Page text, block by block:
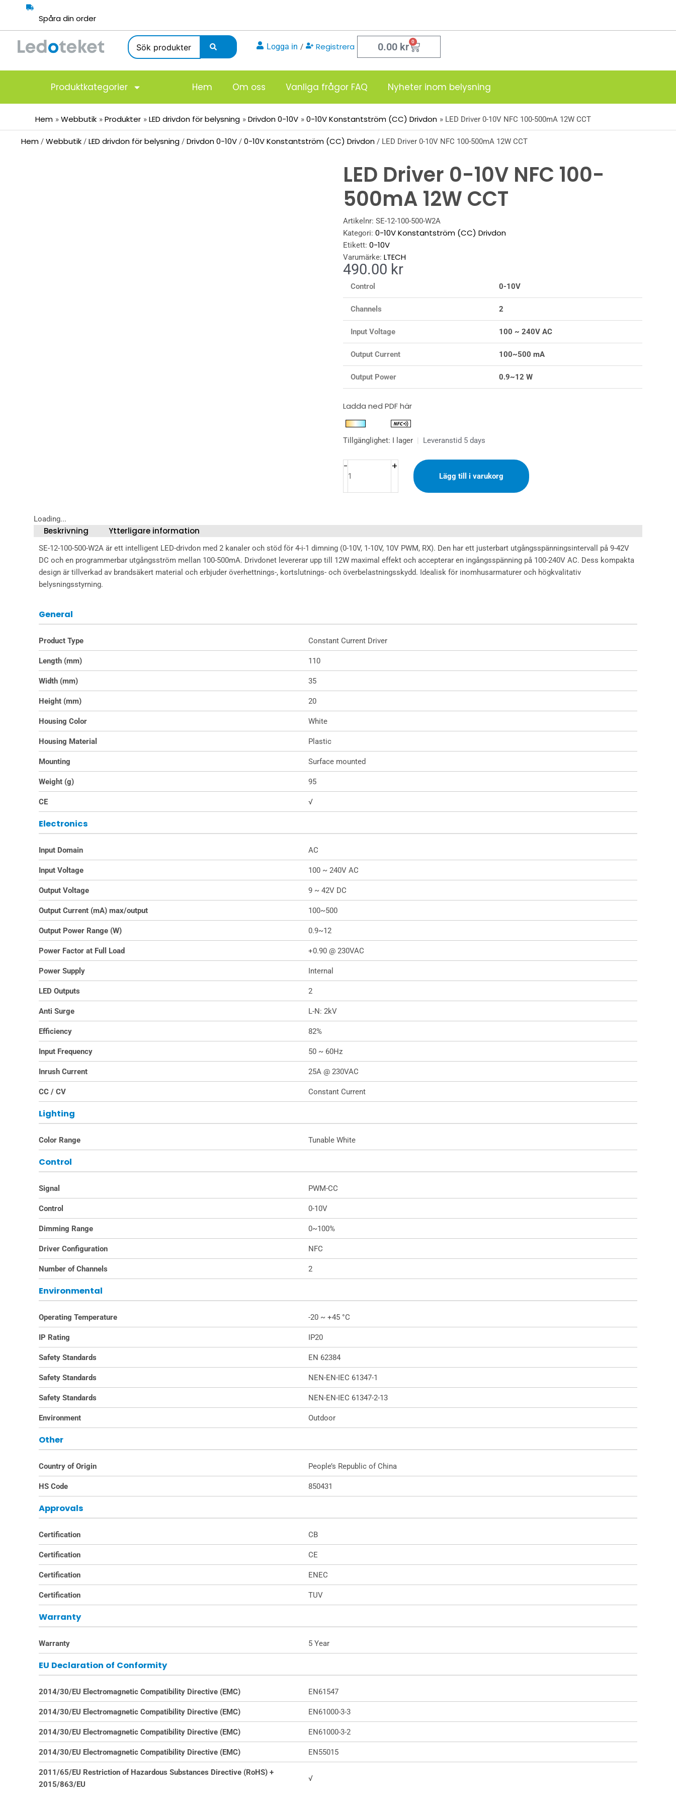
innehåll
Spåra din order
Search
...
Logga in / Registrera 0.00 kr 0
Varukorg
Produktkategorier Hem Om oss Vanliga frågor FAQ Nyheter inom belysning
Hem Webbutik Produkter LED drivdon för belysning Drivdon 0-10V 0-10V Konstantström (CC) Drivdon LED Driver 0-10V NFC 100-500mA 12W CCT
Hem / Webbutik / LED drivdon för belysning / Drivdon 0-10V / 0-10V Konstantström (CC) Drivdon / LED Driver 0-10V NFC 100-500mA 12W CCT
LED Driver 0-10V NFC 100-
500mA 12W CCT
Artikelnr: SE-12-100-500-W2A
Kategori: 0-10V Konstantström (CC) Drivdon
Etikett: 0-10V
Varumärke: LTECH
490.00 kr
Control 0-10V
Channels 2
Input Voltage 100 ~ 240V AC
Output Current 100~500 mA
Output Power 0.9~12 W
Ladda ned PDF här
Tillgänglighet: I lager | Leveranstid 5 days
-
LED
0-
10V
12W
CCT
mängd
+
Lägg till i varukorg
Loading...
Beskrivning Ytterligare information
SE-12-100-500-W2A är ett intelligent LED-drivdon med 2 kanaler och stöd för 4-i-1 dimning (0-10V, 1-10V, 10V PWM, RX). Den har ett justerbart utgångsspänningsintervall på 9-42V
DC och en programmerbar utgångsström mellan 100-500mA. Drivdonet levererar upp till 12W maximal effekt och accepterar en ingångsspänning på 100-240V AC. Dess kompakta
design är tillverkad av brandsäkert material och erbjuder överhettnings-, kortslutnings- och överbelastningsskydd. Idealisk för inomhusarmaturer och högkvalitativ
belysningsstyrning.
General
Product Type Constant Current Driver
Length (mm) 110
Width (mm) 35
Height (mm) 20
Housing Color White
Housing Material Plastic
Mounting Surface mounted
Weight (g) 95
CE √
Electronics
Input Domain AC
Input Voltage 100 ~ 240V AC
Output Voltage 9 ~ 42V DC
Output Current (mA) max/output 100~500
Output Power Range (W) 0.9~12
Power Factor at Full Load +0.90 @ 230VAC
Power Supply Internal
LED Outputs 2
Anti Surge L-N: 2kV
Efficiency 82%
Input Frequency 50 ~ 60Hz
Inrush Current 25A @ 230VAC
CC / CV Constant Current
Lighting
Color Range Tunable White
Control
Signal PWM-CC
Control 0-10V
Dimming Range 0~100%
Driver Configuration NFC
Number of Channels 2
Environmental
Operating Temperature -20 ~ +45 °C
IP Rating IP20
Safety Standards EN 62384
Safety Standards NEN-EN-IEC 61347-1
Safety Standards NEN-EN-IEC 61347-2-13
Environment Outdoor
Other
Country of Origin People’s Republic of China
HS Code 850431
Approvals
Certification CB
Certification CE
Certification ENEC
Certification TUV
Warranty
Warranty 5 Year
EU Declaration of Conformity
2014/30/EU Electromagnetic Compatibility Directive (EMC) EN61547
2014/30/EU Electromagnetic Compatibility Directive (EMC) EN61000-3-3
2014/30/EU Electromagnetic Compatibility Directive (EMC) EN61000-3-2
2014/30/EU Electromagnetic Compatibility Directive (EMC) EN55015
2011/65/EU Restriction of Hazardous Substances Directive (RoHS) +
2015/863/EU
√